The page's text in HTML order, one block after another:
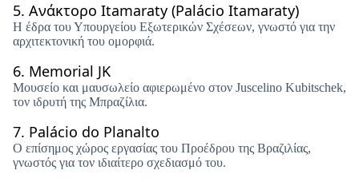
5. Ανάκτορο Itamaraty (Palácio Itamaraty)
Η έδρα του Υπουργείου Εξωτερικών Σχέσεων, γνωστό για την
αρχιτεκτονική του ομορφιά.
6. Memorial JK
Μουσείο και μαυσωλείο αφιερωμένο στον Juscelino Kubitschek,
τον ιδρυτή της Μπραζίλια.
7. Palácio do Planalto
Ο επίσημος χώρος εργασίας του Προέδρου της Βραζιλίας,
γνωστός για τον ιδιαίτερο σχεδιασμό του.